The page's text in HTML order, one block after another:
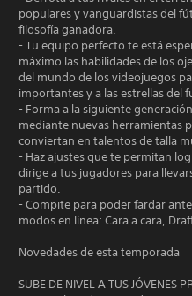
populares y vanguardistas del
filosofía ganadora.
- Tu equipo perfecto te está
máximo las habilidades de los
del mundo de los videojuegos
importantes y a las estrellas del
- Forma a la siguiente
mediante nuevas herramientas
conviertan en talentos de talla
- Haz ajustes que te permitan
dirige a tus jugadores para
partido.
- Compite para poder fardar
modos en línea: Cara a cara,
Novedades de esta temporada
SUBE DE NIVEL A TUS JÓVENES